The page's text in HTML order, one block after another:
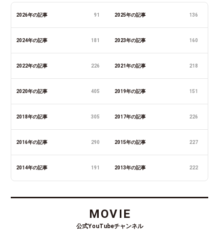
2026年の記事 91 2025年の記事 136
2024年の記事 181 2023年の記事 160
2022年の記事 226 2021年の記事 218
2020年の記事 405 2019年の記事 151
2018年の記事 305 2017年の記事 226
2016年の記事 290 2015年の記事 227
2014年の記事 191 2013年の記事 222
MOVIE
公式YouTubeチャンネル